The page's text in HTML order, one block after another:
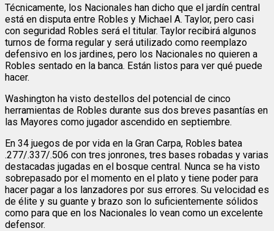
Técnicamente, los Nacionales han dicho que el jardín central
está en disputa entre Robles y Michael A. Taylor, pero casi
con seguridad Robles será el titular. Taylor recibirá algunos
turnos de forma regular y será utilizado como reemplazo
defensivo en los jardines, pero los Nacionales no quieren a
Robles sentado en la banca. Están listos para ver qué puede
hacer.
Washington ha visto destellos del potencial de cinco
herramientas de Robles durante sus dos breves pasantías en
las Mayores como jugador ascendido en septiembre.
En 34 juegos de por vida en la Gran Carpa, Robles batea
.277/.337/.506 con tres jonrones, tres bases robadas y varias
destacadas jugadas en el bosque central. Nunca se ha visto
sobrepasado por el momento en el plato y tiene poder para
hacer pagar a los lanzadores por sus errores. Su velocidad es
de élite y su guante y brazo son lo suficientemente sólidos
como para que en los Nacionales lo vean como un excelente
defensor.